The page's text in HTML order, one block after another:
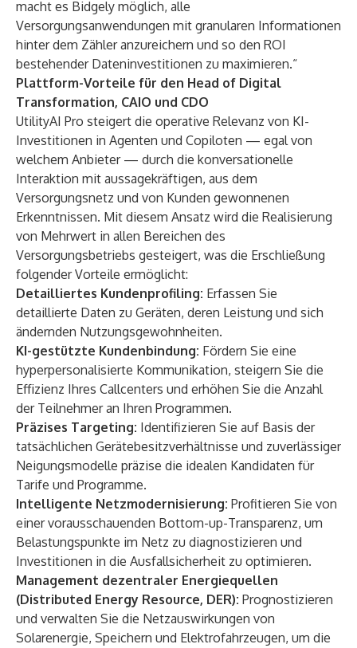
macht es Bidgely möglich, alle
Versorgungsanwendungen mit granularen Informationen
hinter dem Zähler anzureichern und so den ROI
bestehender Dateninvestitionen zu maximieren.“
Plattform-Vorteile für den Head of Digital
Transformation, CAIO und CDO
UtilityAI Pro steigert die operative Relevanz von KI-
Investitionen in Agenten und Copiloten — egal von
welchem Anbieter — durch die konversationelle
Interaktion mit aussagekräftigen, aus dem
Versorgungsnetz und von Kunden gewonnenen
Erkenntnissen. Mit diesem Ansatz wird die Realisierung
von Mehrwert in allen Bereichen des
Versorgungsbetriebs gesteigert, was die Erschließung
folgender Vorteile ermöglicht:
Detailliertes Kundenprofiling: Erfassen Sie
detaillierte Daten zu Geräten, deren Leistung und sich
ändernden Nutzungsgewohnheiten.
KI-gestützte Kundenbindung: Fördern Sie eine
hyperpersonalisierte Kommunikation, steigern Sie die
Effizienz Ihres Callcenters und erhöhen Sie die Anzahl
der Teilnehmer an Ihren Programmen.
Präzises Targeting: Identifizieren Sie auf Basis der
tatsächlichen Gerätebesitzverhältnisse und zuverlässiger
Neigungsmodelle präzise die idealen Kandidaten für
Tarife und Programme.
Intelligente Netzmodernisierung: Profitieren Sie von
einer vorausschauenden Bottom-up-Transparenz, um
Belastungspunkte im Netz zu diagnostizieren und
Investitionen in die Ausfallsicherheit zu optimieren.
Management dezentraler Energiequellen
(Distributed Energy Resource, DER): Prognostizieren
und verwalten Sie die Netzauswirkungen von
Solarenergie, Speichern und Elektrofahrzeugen, um die